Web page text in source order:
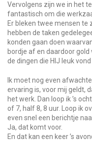
Vervolgens zijn we in het
fantastisch om die
Er bleken twee mensen te
hebben de taken
konden gaan doen
bordje af en daardoor
de dingen die HIJ leuk
Ik moet nog even
ervaring is, voor mij geldt,
het werk. Dan loop ik ’s
of 7, half 8, 8 uur. Loop ik
even snel een berichtje
Ja, dat komt voor.
En dat kan een keer ’s